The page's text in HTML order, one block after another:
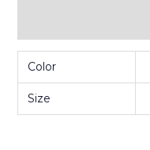
Color
Size